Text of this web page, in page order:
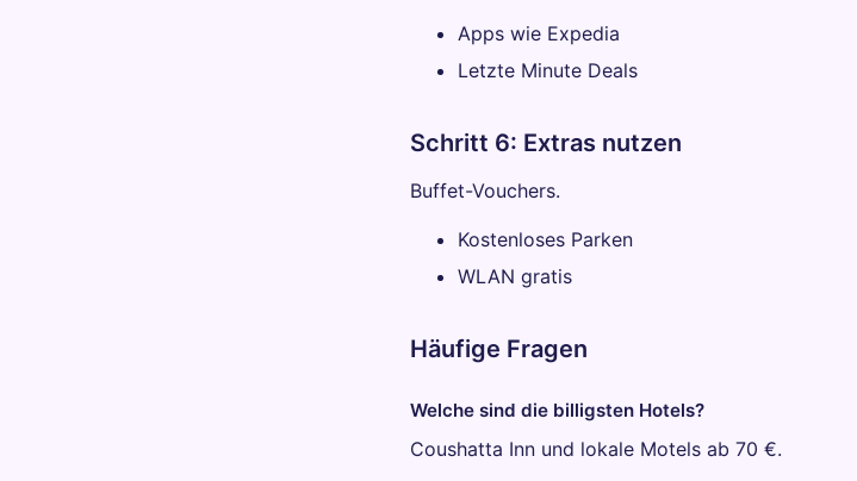
Apps wie Expedia
Letzte Minute Deals
Schritt 6: Extras nutzen
Buffet-Vouchers.
Kostenloses Parken
WLAN gratis
Häufige Fragen
Welche sind die billigsten Hotels?
Coushatta Inn und lokale Motels ab 70 €.